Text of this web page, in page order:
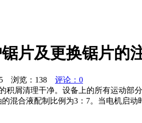
片及更换锯片的
浏览： 138
评论：0
屑清理干净。设备上的所有运动部
混合液配制比例为3：7。当电机启